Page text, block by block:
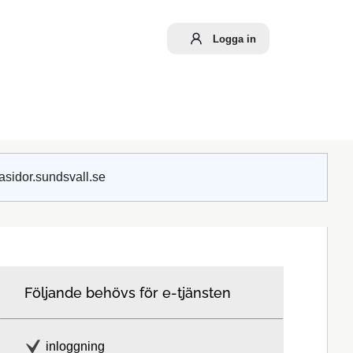
Logga in
Följande behövs för e-tjänsten
inloggning